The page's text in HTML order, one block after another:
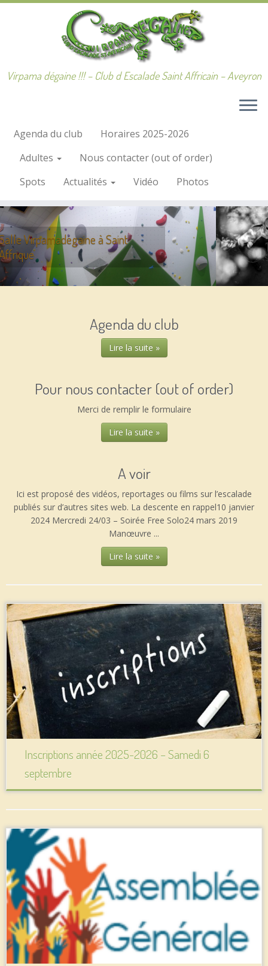
Passer
Virpama dégaine !!! – Club d Escalade Saint Affricain – Aveyron
Agenda du club
Horaires 2025-2026
Adultes
Nous contacter (out of order)
Spots
Actualités Vidéo Photos
Blaquererie
Agenda du club
Lire la suite »
Pour nous contacter (out of order)
Merci de remplir le formulaire
Lire la suite »
A voir
Ici est proposé des vidéos, reportages ou films sur l’escalade
publiés sur d’autres sites web. La descente en rappel10 janvier
2024 Mercredi 24/03 – Soirée Free Solo24 mars 2019
Manœuvre ...
Lire la suite »
Inscriptions année 2025-2026 – Samedi 6
septembre